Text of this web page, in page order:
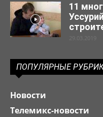
11
29.03.2019
ПОПУЛЯРНЫЕ
Новости
Телемикс-новости